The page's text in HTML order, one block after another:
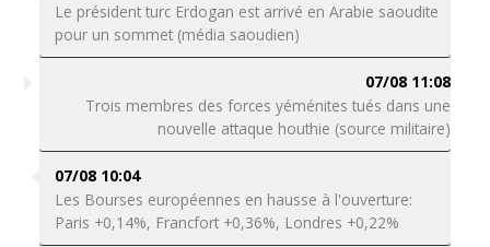
Le président turc Erdogan est arrivé en Arabie saoudite
pour un sommet (média saoudien)
07/08 11:08
Trois membres des forces yéménites tués dans une
nouvelle attaque houthie (source militaire)
07/08 10:04
Les Bourses européennes en hausse à l'ouverture:
Paris +0,14%, Francfort +0,36%, Londres +0,22%